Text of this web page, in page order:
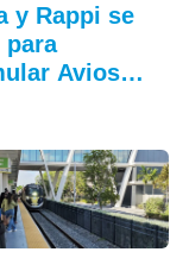
y Rappi se
para
Avios